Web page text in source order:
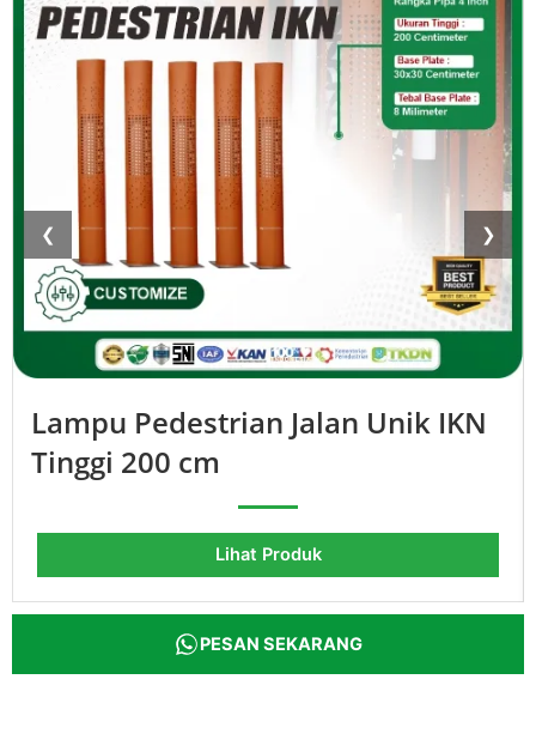
❮ ❯
Lampu Pedestrian Jalan Unik IKN
Tinggi 200 cm
Lihat Produk
PESAN SEKARANG